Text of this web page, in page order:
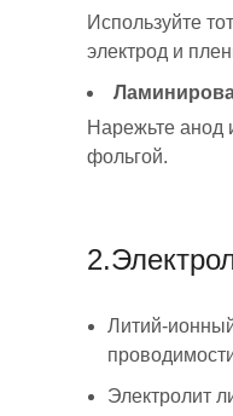
Используйте
электрод и
Нарежьте анод
фольгой.
Литий-
Электролит